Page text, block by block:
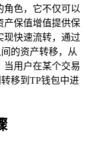
角色，它不仅可以
产保值增值提供保
现快速流转，通过
的资产转移，从
当用户在某个交易
移到TP钱包中进